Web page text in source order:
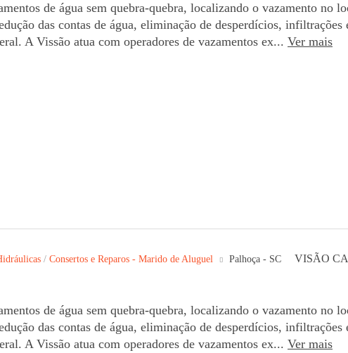
de água sem quebra-quebra, localizando o vazamento no
das contas de água, eliminação de desperdícios, infiltrações
A Vissão atua com operadores de vazamentos ex... Ver mais
/ Consertos e Reparos - Marido de Aluguel Palhoça - SC VISÃO
de água sem quebra-quebra, localizando o vazamento no
das contas de água, eliminação de desperdícios, infiltrações
A Vissão atua com operadores de vazamentos ex... Ver mais